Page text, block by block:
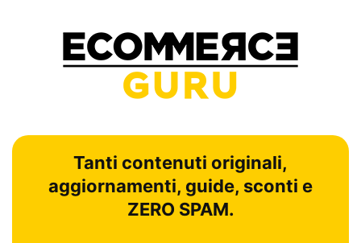
Tanti contenuti originali,
aggiornamenti, guide, sconti e
ZERO SPAM.